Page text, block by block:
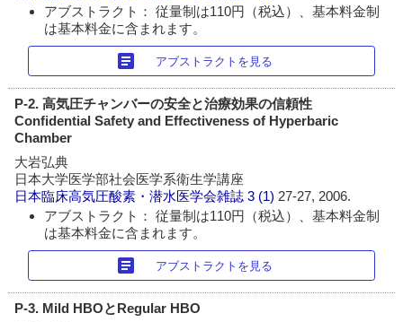
アブストラクト： 従量制は110円（税込）、基本料金制
は基本料金に含まれます。
article アブストラクトを見る
P-2. 高気圧チャンバーの安全と治療効果の信頼性
Confidential Safety and Effectiveness of Hyperbaric
Chamber
大岩弘典
日本大学医学部社会医学系衛生学講座
日本臨床高気圧酸素・潜水医学会雑誌 3 (1) 27-27, 2006.
アブストラクト： 従量制は110円（税込）、基本料金制
は基本料金に含まれます。
article アブストラクトを見る
P-3. Mild HBOとRegular HBO